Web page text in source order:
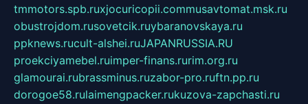
tmmotors.spb.ruxjocuricopii.commusavtomat.msk.ru
obustrojdom.rusovetcik.ruybaranovskaya.ru
ppknews.rucult-alshei.ruJAPANRUSSIA.RU
proekciyamebel.ruimper-finans.rurim.org.ru
glamourai.rubrassminus.ruzabor-pro.ruftn.pp.ru
dorogoe58.rulaimengpacker.rukuzova-zapchasti.ru